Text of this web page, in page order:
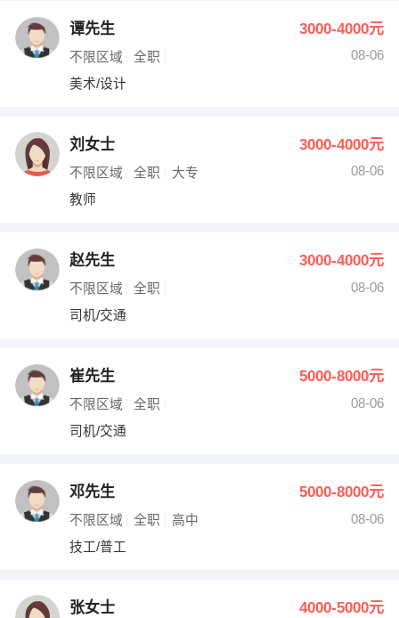
谭先生 3000-4000元
不限区域 全职
08-06
美术/设计
刘女士 3000-4000元
不限区域 全职 大专
08-06
教师
赵先生 3000-4000元
不限区域 全职
08-06
司机/交通
崔先生 5000-8000元
不限区域 全职
08-06
司机/交通
邓先生 5000-8000元
不限区域 全职 高中
08-06
技工/普工
张女士 4000-5000元